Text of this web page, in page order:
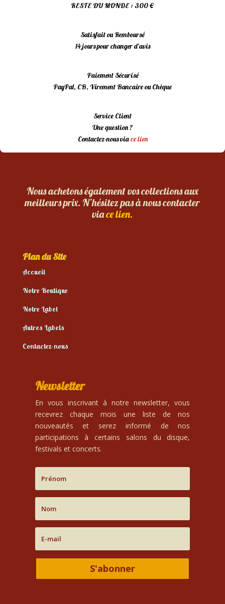
RESTE DU MONDE : 300 €
Satisfait ou Remboursé
14 jours pour changer d’avis
Paiement Sécurisé
PayPal, CB, Virement Bancaire ou Chèque
Service Client
Une question ?
Contactez-nous viace lien
Nous achetons également vos collections aux
meilleurs prix. N’hésitez pas à nous contacter
viace lien.
Plan du Site
Accueil
Notre Boutique
Notre Label
Autres Labels
Contactez-nous
Newsletter
En vous inscrivant à notre newsletter, vous
recevrez chaque mois une liste de nos
nouveautés et serez informé de nos
participations à certains salons du disque,
festivals et concerts.
S'abonner